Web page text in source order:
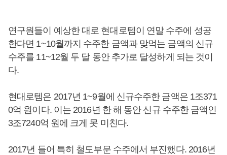
연구원들이 예상한 대로 현대로템이 연말 수주에 성공
한다면 1~10월까지 수주한 금액과 맞먹는 금액의 신규
수주를 11~12월 두 달 동안 추가로 달성하게 되는 것이
다.
현대로템은 2017년 1~9월에 신규수주한 금액은 1조371
0억 원이다. 이는 2016년 한 해 동안 신규 수주한 금액인
3조7240억 원에 크게 못 미친다.
2017년 들어 특히 철도부문 수주에서 부진했다. 2016년